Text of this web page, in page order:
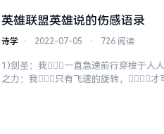
英雄联盟英雄说的伤感语录
诗学 ⋅ 2022-07-05 ⋅ 726 阅读
1)剑圣：我一直急速前行穿梭于
之力：我只有飞速的旋转，